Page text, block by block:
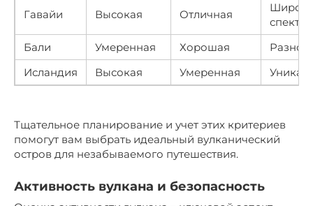
Гавайи Высокая Отличная
спектр
Бали
Умеренная Хорошая
Исландия
Высокая Умеренная
Тщательное планирование и учет этих критериев
помогут вам выбрать идеальный вулканический
остров для незабываемого путешествия.
Активность вулкана и безопасность